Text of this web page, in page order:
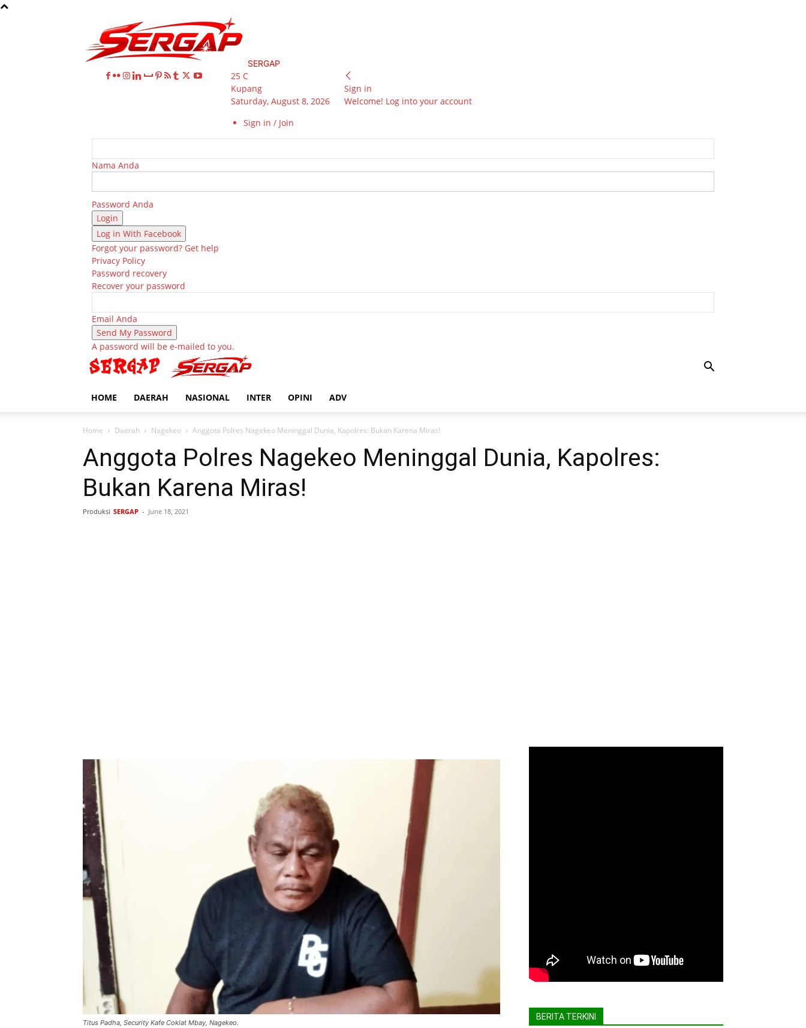
SERGAP
25 C
Kupang
Saturday, August 8, 2026
Sign in / Join
Sign in
Welcome! Log into your account
Nama Anda
Password Anda
Log in With Facebook
Forgot your password? Get help
Privacy Policy
Password recovery
Recover your password
Email Anda
A password will be e-mailed to you.
HOME DAERAH NASIONAL INTER OPINI ADV
Home Daerah Nagekeo Anggota Polres Nagekeo Meninggal Dunia, Kapolres: Bukan Karena Miras!
Anggota Polres Nagekeo Meninggal Dunia, Kapolres:
Bukan Karena Miras!
Produksi SERGAP - June 18, 2021
Titus Padha, Security Kafe Coklat Mbay, Nagekeo.
BERITA TERKINI